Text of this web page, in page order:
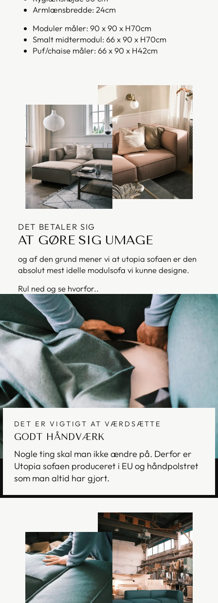
Armlænsbredde: 24cm
Moduler måler: 90 x 90 x H70cm
Smalt midtermodul: 66 x 90 x H70cm
Puf/chaise måler: 66 x 90 x H42cm
DET BETALER SIG
AT GØRE SIG UMAGE
og af den grund mener vi at utopia sofaen er den
absolut mest idelle modulsofa vi kunne designe.
Rul ned og se hvorfor..
DET ER VIGTIGT AT VÆRDSÆTTE
GODT HÅNDVÆRK
Nogle ting skal man ikke ændre på. Derfor er
Utopia sofaen produceret i EU og håndpolstret
som man altid har gjort.